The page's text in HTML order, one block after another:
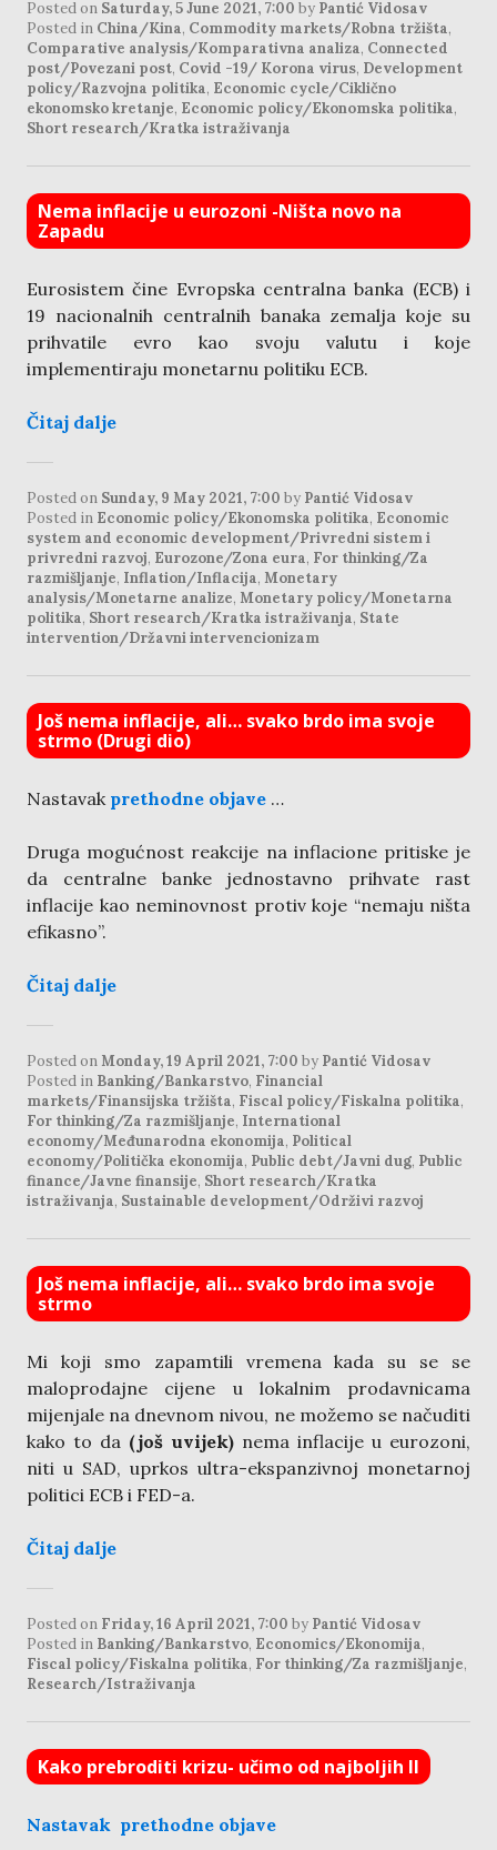
Posted on Saturday, 5 June 2021, 7:00 by Pantić Vidosav
Posted in China/Kina, Commodity markets/Robna tržišta,
Comparative analysis/Komparativna analiza, Connected
post/Povezani post, Covid -19/ Korona virus, Development
policy/Razvojna politika, Economic cycle/Ciklično
ekonomsko kretanje, Economic policy/Ekonomska politika,
Short research/Kratka istraživanja
Nema inflacije u eurozoni -Ništa novo na
Zapadu
Eurosistem čine Evropska centralna banka (ECB) i
19 nacionalnih centralnih banaka zemalja koje su
prihvatile evro kao svoju valutu i koje
implementiraju monetarnu politiku ECB.
Čitaj dalje
Posted on Sunday, 9 May 2021, 7:00 by Pantić Vidosav
Posted in Economic policy/Ekonomska politika, Economic
system and economic development/Privredni sistem i
privredni razvoj, Eurozone/Zona eura, For thinking/Za
razmišljanje, Inflation/Inflacija, Monetary
analysis/Monetarne analize, Monetary policy/Monetarna
politika, Short research/Kratka istraživanja, State
intervention/Državni intervencionizam
Još nema inflacije, ali… svako brdo ima svoje
strmo (Drugi dio)
Nastavak prethodne objave …
Druga mogućnost reakcije na inflacione pritiske je
da centralne banke jednostavno prihvate rast
inflacije kao neminovnost protiv koje “nemaju ništa
efikasno”.
Čitaj dalje
Posted on Monday, 19 April 2021, 7:00 by Pantić Vidosav
Posted in Banking/Bankarstvo, Financial
markets/Finansijska tržišta, Fiscal policy/Fiskalna politika,
For thinking/Za razmišljanje, International
economy/Međunarodna ekonomija, Political
economy/Politička ekonomija, Public debt/Javni dug, Public
finance/Javne finansije, Short research/Kratka
istraživanja, Sustainable development/Održivi razvoj
Još nema inflacije, ali… svako brdo ima svoje
strmo
Mi koji smo zapamtili vremena kada su se se
maloprodajne cijene u lokalnim prodavnicama
mijenjale na dnevnom nivou, ne možemo se načuditi
kako to da (još uvijek)nema inflacije u eurozoni,
niti u SAD, uprkos ultra-ekspanzivnoj monetarnoj
politici ECB i FED-a.
Čitaj dalje
Posted on Friday, 16 April 2021, 7:00 by Pantić Vidosav
Posted in Banking/Bankarstvo, Economics/Ekonomija,
Fiscal policy/Fiskalna politika, For thinking/Za razmišljanje,
Research/Istraživanja
Kako prebroditi krizu- učimo od najboljih II
Nastavak prethodne objave